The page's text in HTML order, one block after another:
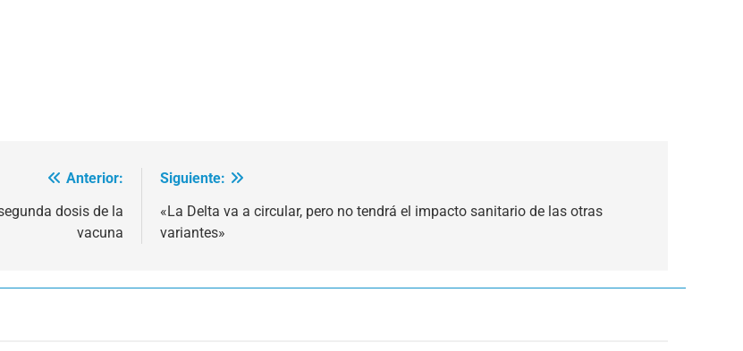
Anterior:
dosis de la
vacuna
Siguiente:
«La Delta va a circular, pero no tendrá el impacto sanitario de las otras
variantes»